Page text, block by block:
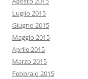
Luglio 2015
Giugno 2015
Maggio 2015
Aprile 2015
Marzo 2015
Febbraio 2015